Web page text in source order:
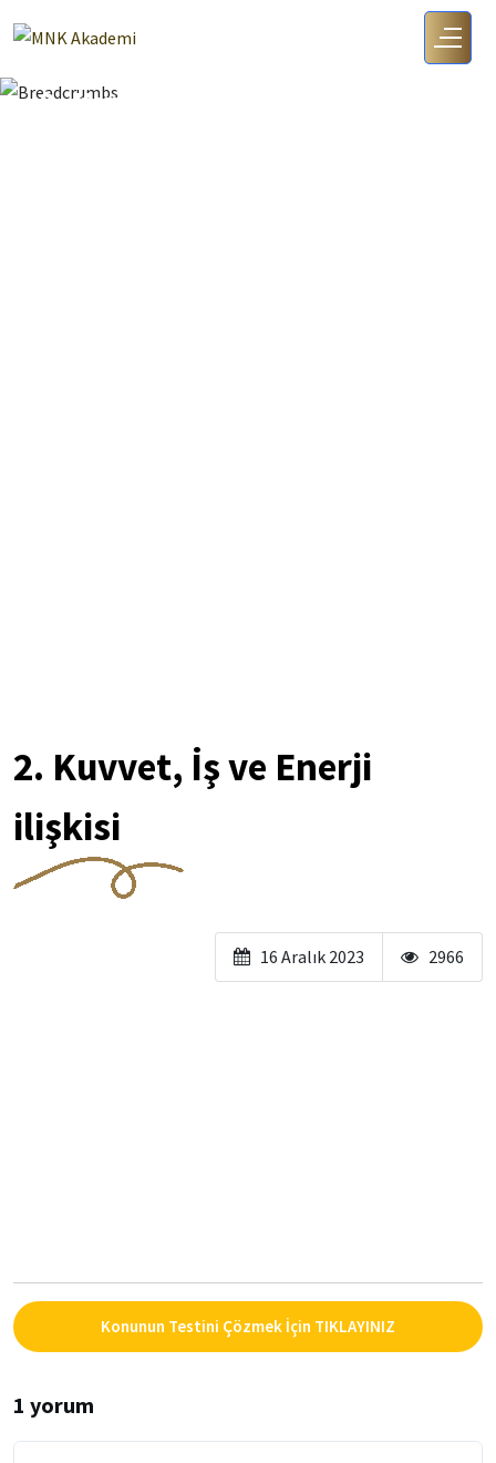
2. Kuvvet, İş Ve Enerji Ilişkisi
2. Kuvvet, İş ve Enerji
ilişkisi
16 Aralık 2023 2966
Konunun Testini Çözmek İçin TIKLAYINIZ
1 yorum